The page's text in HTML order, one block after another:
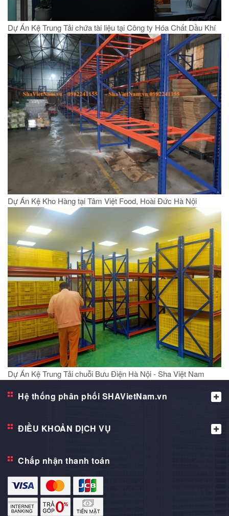
Dự Án Kệ Trung Tải chứa tài liệu tại Công ty Hóa Chất Dầu Khí
Dự Án Kệ Kho Hàng tại Tâm Việt Food, Hoài Đức Hà Nội
Dự Án Kệ Trung Tải chuỗi Bưu Điện Hà Nội - Sha Việt Nam
Hệ thống phân phối SHAVietNam.vn
ĐIỀU KHOẢN DỊCH VỤ
Chấp nhận thanh toán